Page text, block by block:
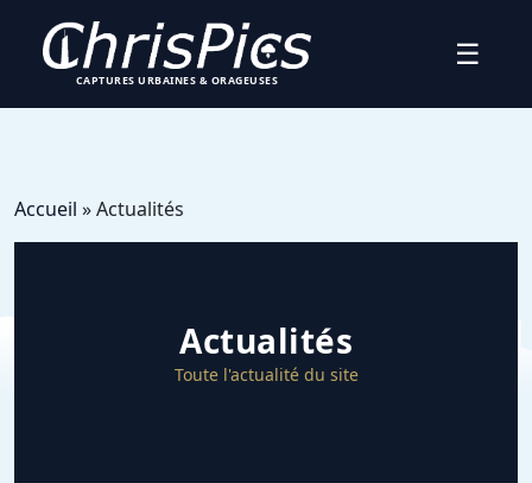
CAPTURES URBAINES & ORAGEUSES
☰
Accueil » Actualités
Actualités
Toute l'actualité du site